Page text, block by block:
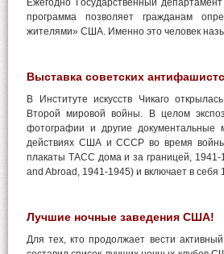
Ежегодно Государственный
программа позволяет гражданам
жителями» США. Именно это человек
Выставка советских
В Институте искусств Чикаго
Второй мировой войны. В целом
фотографии и другие
действиях США и СССР во время
плакаты ТАСС дома и за границей, 1941-
and Abroad, 1941-1945) и включает в
Лучшие ночные заведения США!
Для тех, кто продолжает вести